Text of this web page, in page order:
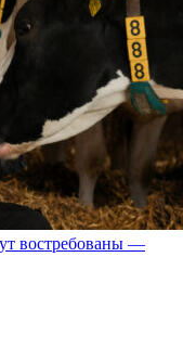
востребованы —